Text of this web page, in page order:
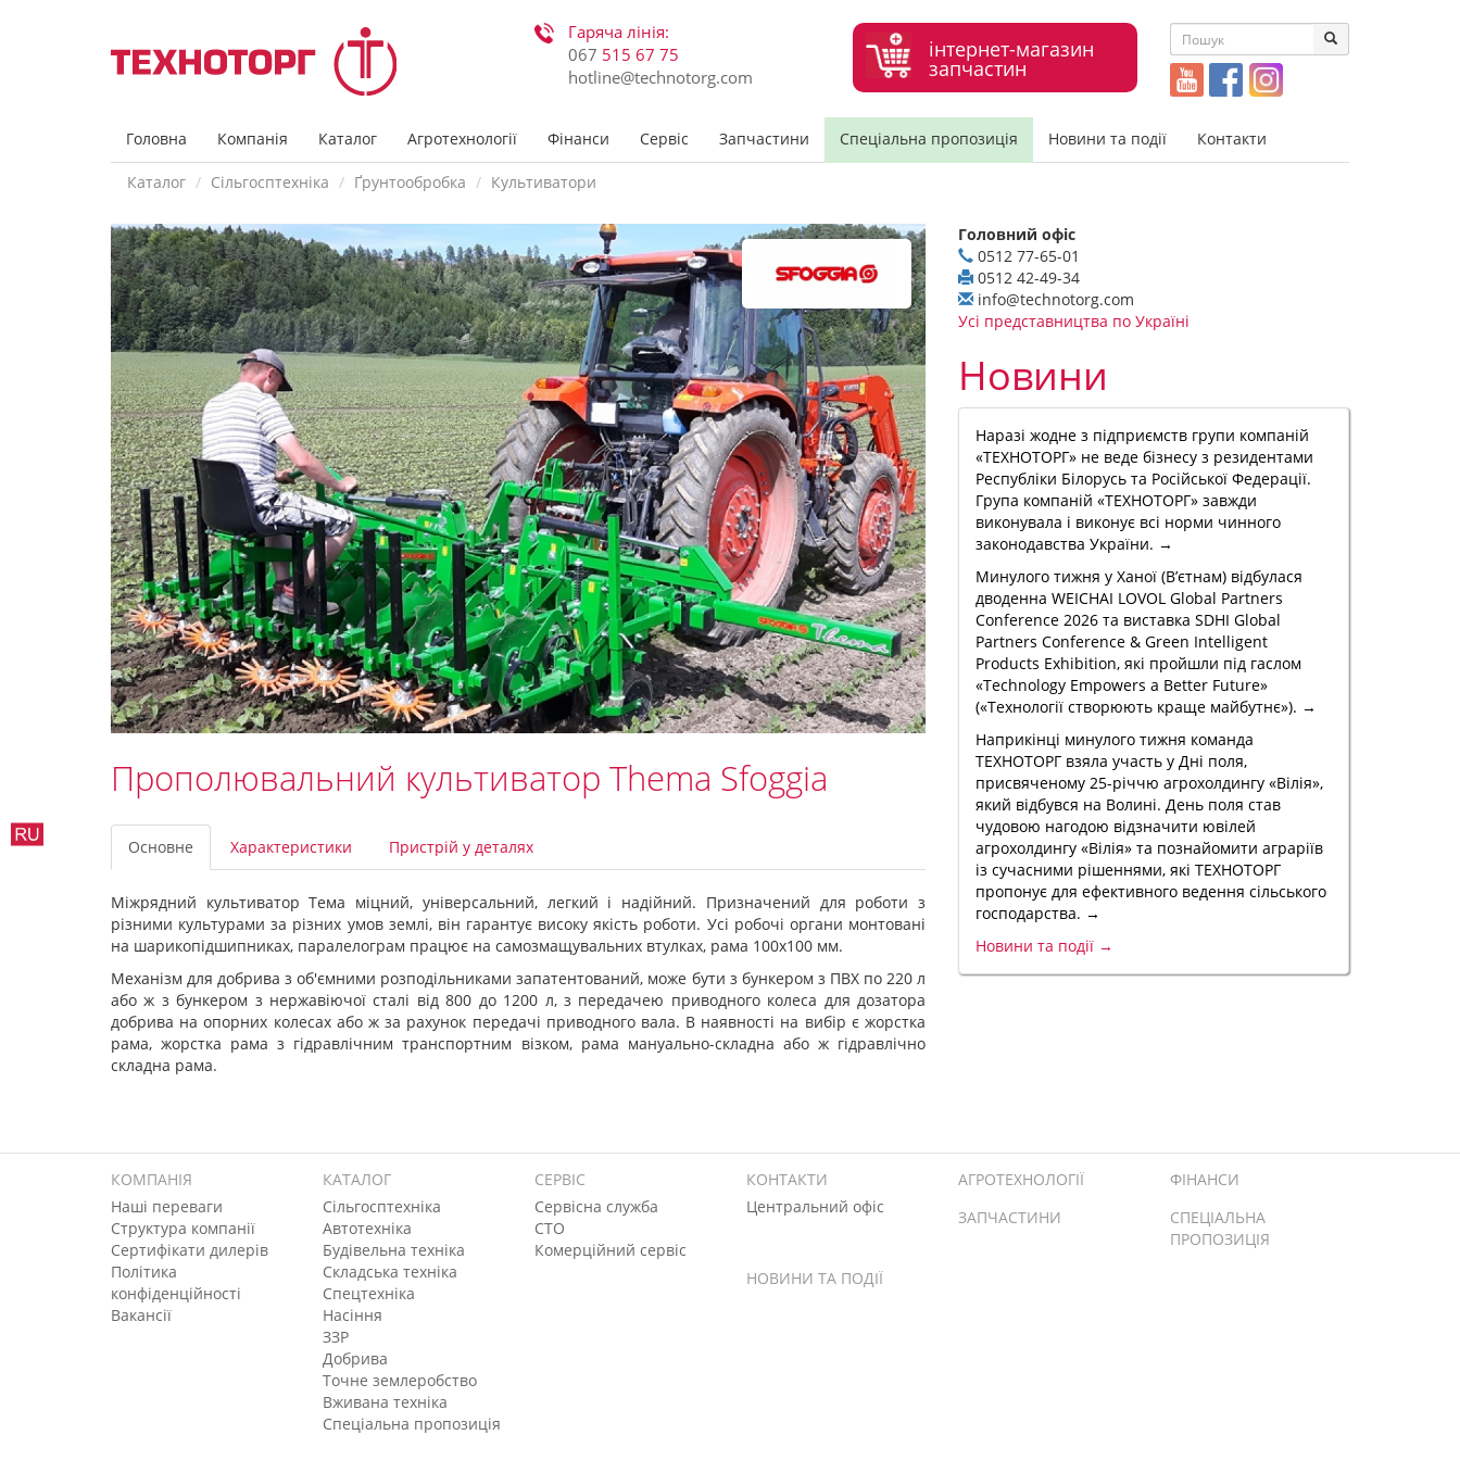
Гаряча лінія:
067 515 67 75
hotline@technotorg.com
інтернет-магазин
запчастин
Головна Компанія Каталог Агротехнології Фінанси Сервіс Запчастини Спеціальна пропозиція Новини та події Контакти
Каталог Сільгосптехніка Ґрунтообробка Культиватори
Прополювальний культиватор Thema Sfoggia
Основне Характеристики Пристрій у деталях
Міжрядний культиватор Тема міцний, універсальний, легкий і надійний. Призначений для роботи з
різними культурами за різних умов землі, він гарантує високу якість роботи. Усі робочі органи монтовані
на шарикопідшипниках, паралелограм працює на самозмащувальних втулках, рама 100х100 мм.
Механізм для добрива з об'ємними розподільниками запатентований, може бути з бункером з ПВХ по 220 л
або ж з бункером з нержавіючої сталі від 800 до 1200 л, з передачею приводного колеса для дозатора
добрива на опорних колесах або ж за рахунок передачі приводного вала. В наявності на вибір є жорстка
рама, жорстка рама з гідравлічним транспортним візком, рама мануально-складна або ж гідравлічно
складна рама.
Головний офіс
0512 77-65-01
0512 42-49-34
info@technotorg.com
Усі представництва по Україні
Новини
Наразі жодне з підприємств групи компаній
«ТЕХНОТОРГ» не веде бізнесу з резидентами
Республіки Білорусь та Російської Федерації.
Група компаній «ТЕХНОТОРГ» завжди
виконувала і виконує всі норми чинного
законодавства України. →
Минулого тижня у Ханої (В’єтнам) відбулася
дводенна WEICHAI LOVOL Global Partners
Conference 2026 та виставка SDHI Global
Partners Conference & Green Intelligent
Products Exhibition, які пройшли під гаслом
«Technology Empowers a Better Future»
(«Технології створюють краще майбутнє»). →
Наприкінці минулого тижня команда
ТЕХНОТОРГ взяла участь у Дні поля,
присвяченому 25-річчю агрохолдингу «Вілія»,
який відбувся на Волині. День поля став
чудовою нагодою відзначити ювілей
агрохолдингу «Вілія» та познайомити аграріїв
із сучасними рішеннями, які ТЕХНОТОРГ
пропонує для ефективного ведення сільського
господарства. →
Новини та події →
КОМПАНІЯ
Наші переваги
Структура компанії
Сертифікати дилерів
Політика
конфіденційності
Вакансії
КАТАЛОГ
Сільгосптехніка
Автотехніка
Будівельна техніка
Складська техніка
Спецтехніка
Насіння
ЗЗР
Добрива
Точне землеробство
Вживана техніка
Спеціальна пропозиція
СЕРВІС
Сервісна служба
СТО
Комерційний сервіс
КОНТАКТИ
Центральний офіс
АГРОТЕХНОЛОГІЇ
ФІНАНСИ
ЗАПЧАСТИНИ
СПЕЦІАЛЬНА
ПРОПОЗИЦІЯ
НОВИНИ ТА ПОДІЇ